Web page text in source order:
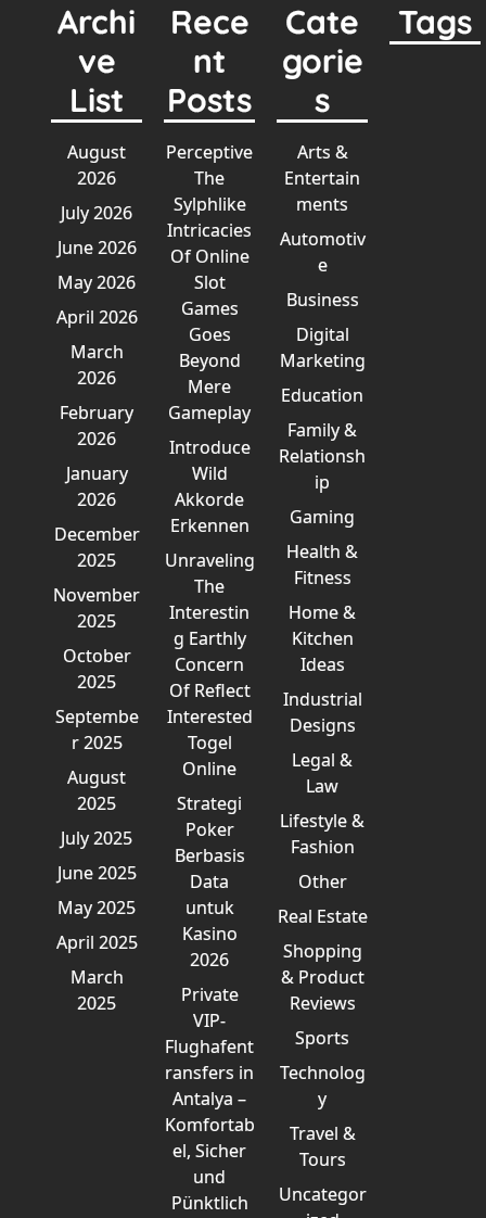
Archi
ve
List
August
2026
July 2026
June 2026
May 2026
April 2026
March
2026
February
2026
January
2026
December
2025
November
2025
October
2025
Septembe
r 2025
August
2025
July 2025
June 2025
May 2025
April 2025
March
2025
Rece
nt
Posts
Perceptive
The
Sylphlike
Intricacies
Of Online
Slot
Games
Goes
Beyond
Mere
Gameplay
Introduce
Wild
Akkorde
Erkennen
Unraveling
The
Interestin
g Earthly
Concern
Of Reflect
Interested
Togel
Online
Strategi
Poker
Berbasis
Data
untuk
Kasino
2026
Private
VIP-
Flughafent
ransfers in
Antalya –
Komfortab
el, Sicher
und
Pünktlich
Cate
gorie
s
Arts &
Entertain
ments
Automotiv
e
Business
Digital
Marketing
Education
Family &
Relationsh
ip
Gaming
Health &
Fitness
Home &
Kitchen
Ideas
Industrial
Designs
Legal &
Law
Lifestyle &
Fashion
Other
Real Estate
Shopping
& Product
Reviews
Sports
Technolog
y
Travel &
Tours
Uncategor
Tags